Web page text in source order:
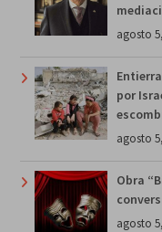
agosto
por
agosto
Obra
agosto